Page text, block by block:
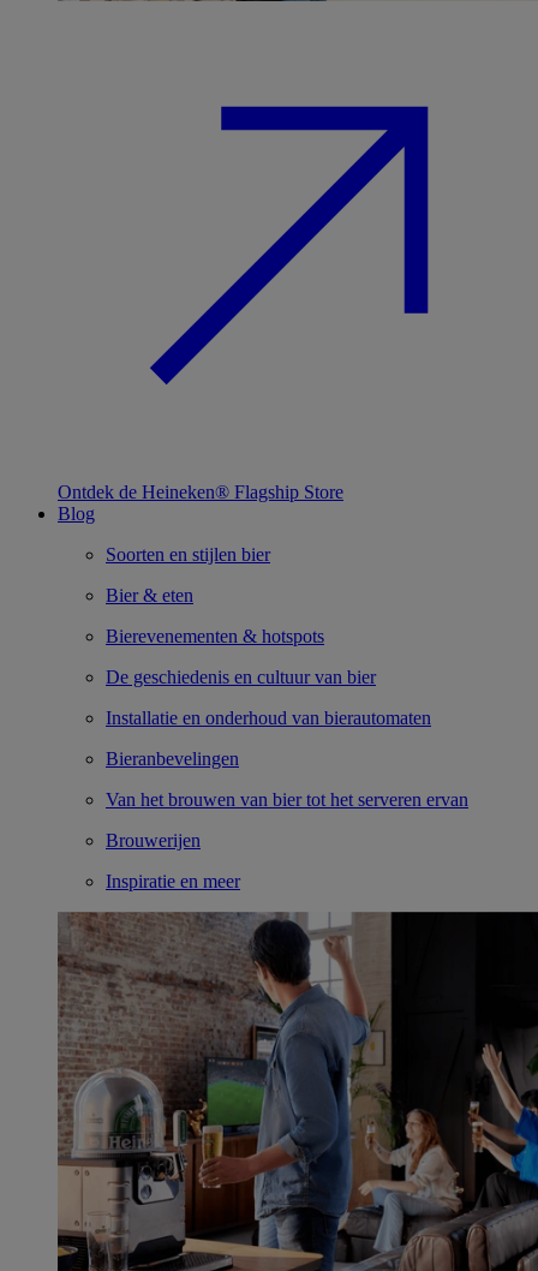
Ontdek de Heineken® Flagship Store
Blog
Soorten en stijlen bier
Bier & eten
Bierevenementen & hotspots
De geschiedenis en cultuur van bier
Installatie en onderhoud van bierautomaten
Bieranbevelingen
Van het brouwen van bier tot het serveren ervan
Brouwerijen
Inspiratie en meer